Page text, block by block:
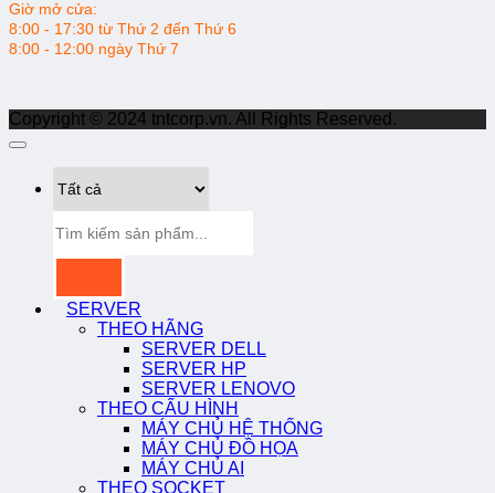
Giờ mở cửa:
8:00 - 17:30 từ Thứ 2 đến Thứ 6
8:00 - 12:00 ngày Thứ 7
Copyright © 2024 tntcorp.vn. All Rights Reserved.
kiếm:
SERVER
THEO HÃNG
SERVER DELL
SERVER HP
SERVER LENOVO
THEO CẤU HÌNH
MÁY CHỦ HỆ THỐNG
MÁY CHỦ ĐỒ HỌA
MÁY CHỦ AI
THEO SOCKET